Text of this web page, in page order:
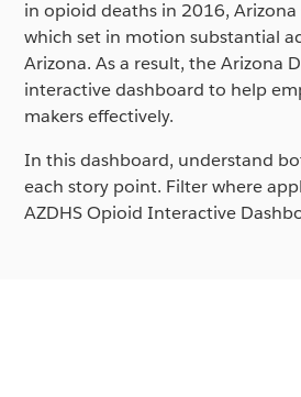
in opioid deaths in 2016,
which set in motion substantial
Arizona. As a result, the Arizona
interactive dashboard to help
makers effectively.
In this dashboard, understand
each story point. Filter where
AZDHS Opioid Interactive